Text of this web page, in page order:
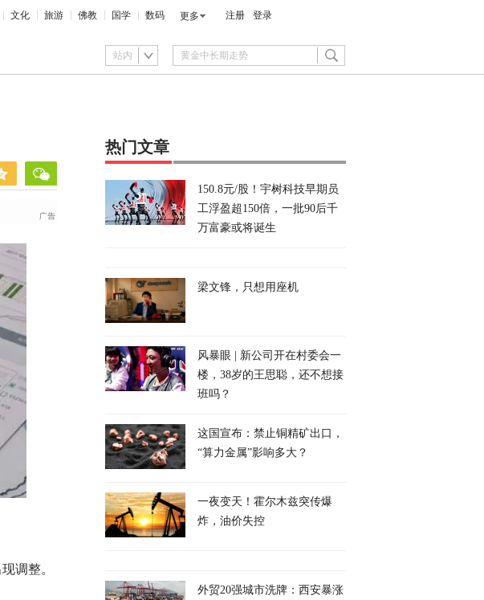
文化 旅游 佛教 国学 数码 更多 注册 登录
站内
调整。
热门文章
150.8元/股！宇树科技早期员
工浮盈超150倍，一批90后千
万富豪或将诞生
梁文锋，只想用座机
风暴眼 | 新公司开在村委会一
楼，38岁的王思聪，还不想接
班吗？
这国宣布：禁止铜精矿出口，
“算力金属”影响多大？
一夜变天！霍尔木兹突传爆
炸，油价失控
外贸20强城市洗牌：西安暴涨